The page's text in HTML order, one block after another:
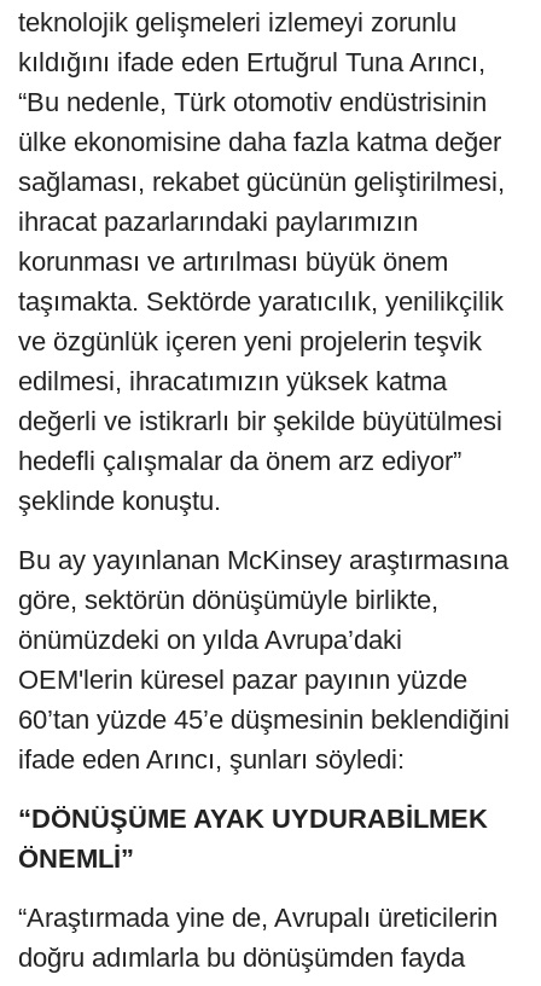
teknolojik gelişmeleri izlemeyi zorunlu
kıldığını ifade eden Ertuğrul Tuna Arıncı,
“Bu nedenle, Türk otomotiv endüstrisinin
ülke ekonomisine daha fazla katma değer
sağlaması, rekabet gücünün geliştirilmesi,
ihracat pazarlarındaki paylarımızın
korunması ve artırılması büyük önem
taşımakta. Sektörde yaratıcılık, yenilikçilik
ve özgünlük içeren yeni projelerin teşvik
edilmesi, ihracatımızın yüksek katma
değerli ve istikrarlı bir şekilde büyütülmesi
hedefli çalışmalar da önem arz ediyor”
şeklinde konuştu.
Bu ay yayınlanan McKinsey araştırmasına
göre, sektörün dönüşümüyle birlikte,
önümüzdeki on yılda Avrupa’daki
OEM'lerin küresel pazar payının yüzde
60’tan yüzde 45’e düşmesinin beklendiğini
ifade eden Arıncı, şunları söyledi:
“DÖNÜŞÜME AYAK UYDURABİLMEK
ÖNEMLİ”
“Araştırmada yine de, Avrupalı üreticilerin
doğru adımlarla bu dönüşümden fayda